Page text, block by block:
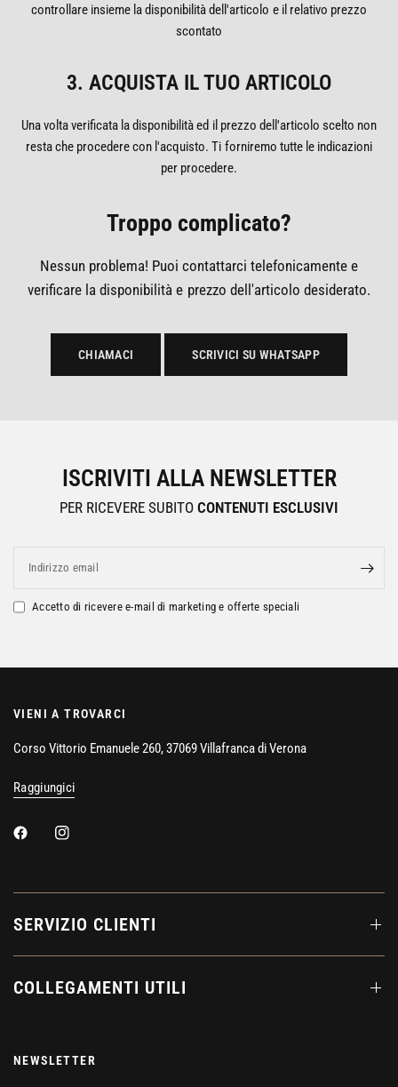
controllare insieme la disponibilità dell'articolo e il relativo prezzo
scontato
3. ACQUISTA IL TUO ARTICOLO
Una volta verificata la disponibilità ed il prezzo dell'articolo scelto non
resta che procedere con l'acquisto. Ti forniremo tutte le indicazioni
per procedere.
Troppo complicato?
Nessun problema! Puoi contattarci telefonicamente e
verificare la disponibilità e prezzo dell'articolo desiderato.
CHIAMACI SCRIVICI SU WHATSAPP
ISCRIVITI ALLA NEWSLETTER
PER RICEVERE SUBITOCONTENUTI ESCLUSIVI
Indirizzo email
Accetto di ricevere e-mail di marketing e offerte speciali
VIENI A TROVARCI
Corso Vittorio Emanuele 260, 37069 Villafranca di Verona
Raggiungici
SERVIZIO CLIENTI
COLLEGAMENTI UTILI
NEWSLETTER